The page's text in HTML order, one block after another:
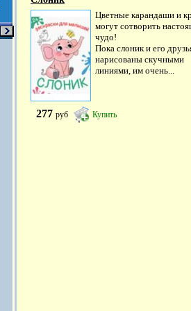
Цветные карандаши и
могут сотворить
чудо!
Пока слоник и его
нарисованы скучными
линиями, им очень...
277 руб Купить